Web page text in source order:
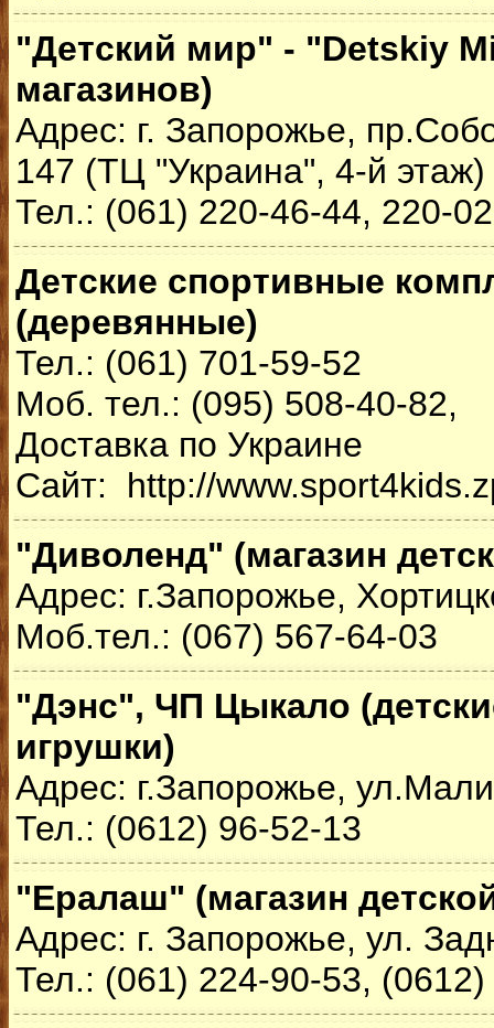
"Детский мир" - "Detskiy
магазинов)
Адрес: г. Запорожье,
147 (ТЦ "Украина", 4-й этаж)
Тел.: (061) 220-46-44, 220-
Детские спортивные
(деревянные)
Тел.: (061) 701-59-52
Моб. тел.: (095) 508-40-82,
Доставка по Украине
Сайт: http://
"Диволенд" (магазин
Адрес: г.Запорожье,
Моб.тел.: (067) 567-64-03
"Дэнс", ЧП Цыкало
игрушки)
Адрес: г.Запорожье,
Тел.: (0612) 96-52-13
"Ералаш" (магазин
Адрес: г. Запорожье, ул.
Тел.: (061) 224-90-53,